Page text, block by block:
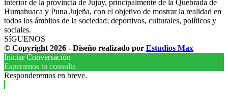
interior de la provincia de Jujuy, principalmente de la Quebrada de
Humahuaca y Puna Jujeña, con el objetivo de mostrar la realidad en
todos los ámbitos de la sociedad; deportivos, culturales, políticos y
sociales.
SÍGUENOS
© Copyright 2026 - Diseño realizado por Estudios Max
Iniciar Conversación
Esperamos tu consulta
Responderemos en breve.